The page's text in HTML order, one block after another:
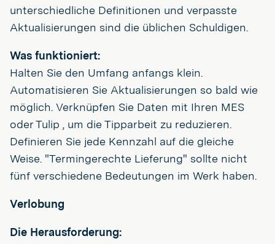
unterschiedliche Definitionen und verpasste
Aktualisierungen sind die üblichen Schuldigen.
Was funktioniert:
Halten Sie den Umfang anfangs klein.
Automatisieren Sie Aktualisierungen so bald wie
möglich. Verknüpfen Sie Daten mit Ihren MES
oder Tulip , um die Tipparbeit zu reduzieren.
Definieren Sie jede Kennzahl auf die gleiche
Weise. "Termingerechte Lieferung" sollte nicht
fünf verschiedene Bedeutungen im Werk haben.
Verlobung
Die Herausforderung: